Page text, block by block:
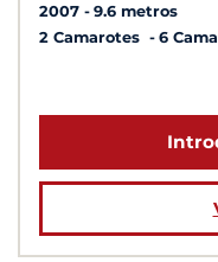
2007
9.6 metros
2 Camarotes
6